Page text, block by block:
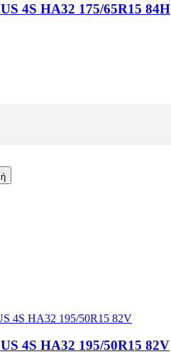
4S HA32 175/65R15 84H
4S HA32 195/50R15 82V